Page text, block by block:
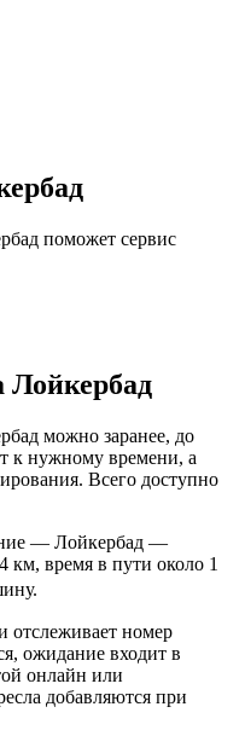
поможет сервис
Лойкербад
можно заранее, до
к нужному времени, а
Всего доступно
— Лойкербад —
км, время в пути около 1
отслеживает номер
ожидание входит в
онлайн или
добавляются при